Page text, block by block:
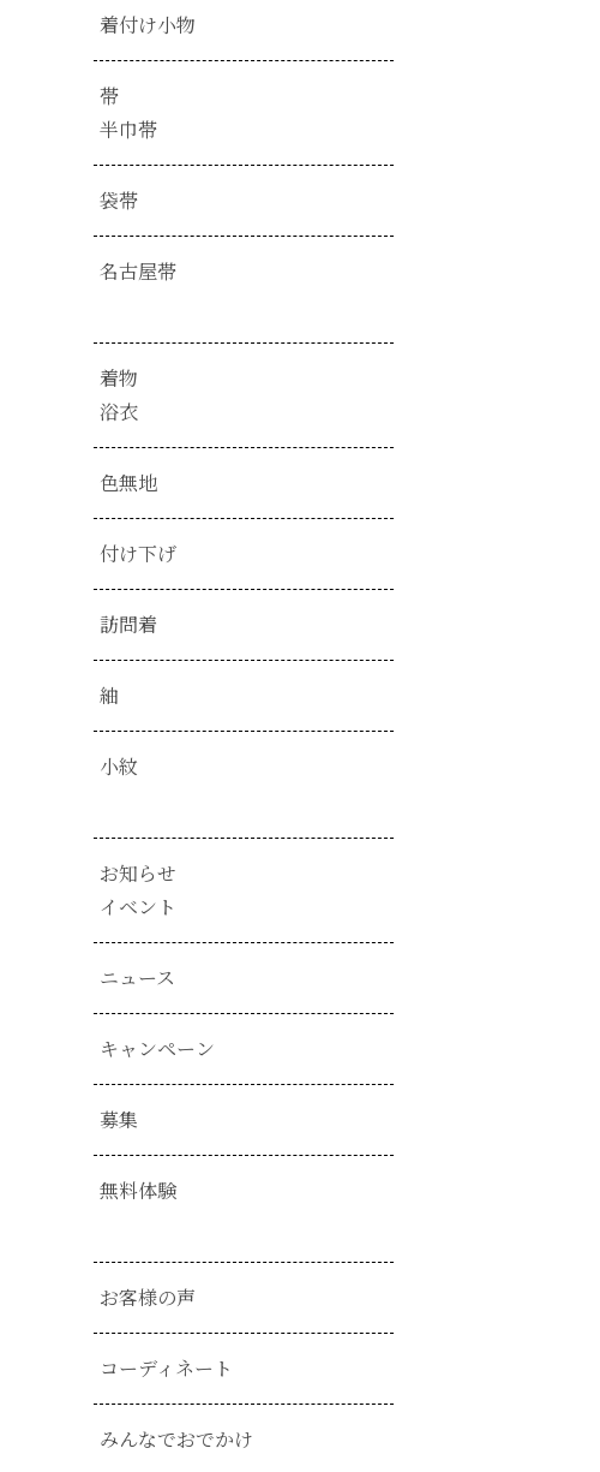
着付け小物
帯
半巾帯
袋帯
名古屋帯
着物
浴衣
色無地
付け下げ
訪問着
紬
小紋
お知らせ
イベント
ニュース
キャンペーン
募集
無料体験
お客様の声
コーディネート
みんなでおでかけ